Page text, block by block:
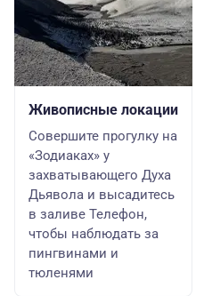
Живописные локации
Совершите прогулку на
«Зодиаках» у
захватывающего Духа
Дьявола и высадитесь
в заливе Телефон,
чтобы наблюдать за
пингвинами и
тюленями